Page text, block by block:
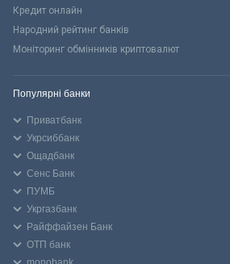
Кредит онлайн
Народний рейтинг банків
Моніторинг обмінників криптовалют
Популярні банки
Приватбанк
Укрсиббанк
Ощадбанк
Сенс Банк
ПУМБ
Укргазбанк
Райффайзен Банк
ОТП банк